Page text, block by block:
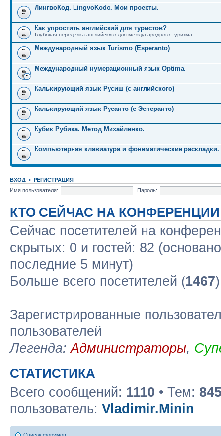
ЛингвоКод. LingvoKodo. Мои проекты.
Как упростить английский для туристов?
Глубокая переделка английского для международного туризма.
Международный язык Turismo (Esperanto)
Международный нумерационный язык Optima.
Калькирующий язык Русиш (с английского)
Калькирующий язык Русанто (с Эсперанто)
Кубик Рубика. Метод Михайленко.
Компьютерная клавиатура и фонематические раскладки.
ВХОД • РЕГИСТРАЦИЯ
Имя пользователя:
Пароль:
КТО СЕЙЧАС НА КОНФЕРЕНЦИИ
Сейчас посетителей на
скрытых: 0 и гостей: 82
последние 5 минут)
Больше всего посетителей (1467
Зарегистрированные
пользователей
Легенда:Администраторы,
СТАТИСТИКА
Всего сообщений: 1110 • Тем: 845
пользователь: Vladimir.Minin
Список форумов